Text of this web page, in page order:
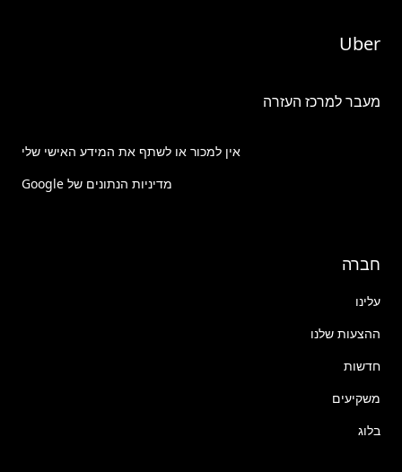
Uber
מעבר למרכז העזרה
אין למכור או לשתף את המידע האישי שלי
מדיניות הנתונים של Google
חברה
עלינו
ההצעות שלנו
חדשות
משקיעים
בלוג